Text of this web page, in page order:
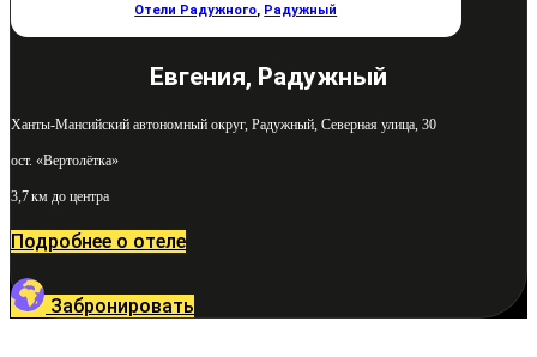
Отели Радужного, Радужный
Евгения, Радужный
Ханты-Мансийский автономный округ, Радужный, Северная улица, 30
ост. «Вертолётка»
3,7 км до центра
Подробнее о отеле
Забронировать